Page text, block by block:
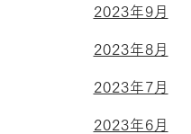
2023年9月
2023年8月
2023年7月
2023年6月